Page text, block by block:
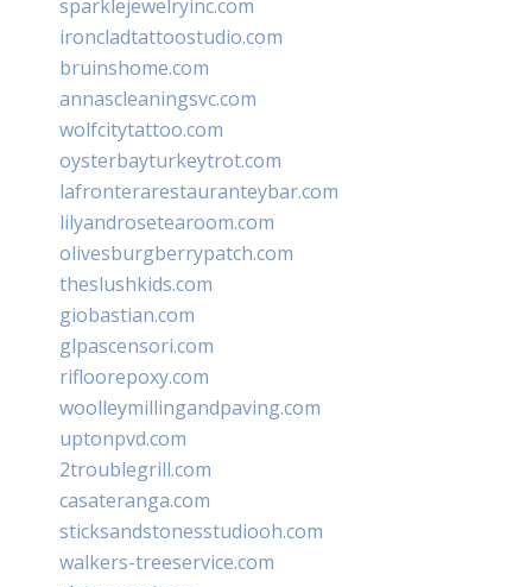
sparklejewelryinc.com
ironcladtattoostudio.com
bruinshome.com
annascleaningsvc.com
wolfcitytattoo.com
oysterbayturkeytrot.com
lafronterarestauranteybar.com
lilyandrosetearoom.com
olivesburgberrypatch.com
theslushkids.com
giobastian.com
glpascensori.com
rifloorepoxy.com
woolleymillingandpaving.com
uptonpvd.com
2troublegrill.com
casateranga.com
sticksandstonesstudiooh.com
walkers-treeservice.com